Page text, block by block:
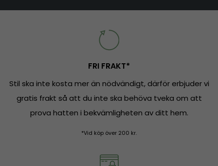
FRI FRAKT*
Stil ska inte kosta mer än nödvändigt, därför erbjuder vi
gratis frakt så att du inte ska behöva tveka om att
prova hatten i bekvämligheten av ditt hem.
*Vid köp över 200 kr.